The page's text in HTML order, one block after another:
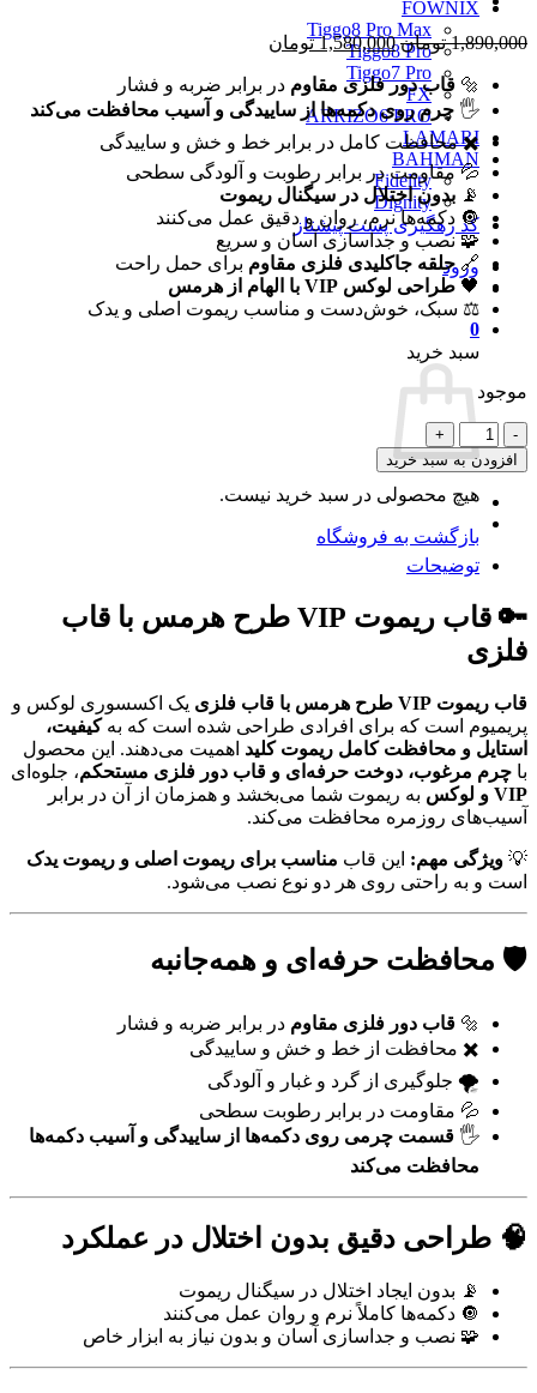
FOWNIX
Tiggo8 Pro Max
Tiggo8 Pro
Tiggo7 Pro
FX
ARRIZO6 PRO
LAMARI
BAHMAN
Fidelity
Dignity
کد رهگیری پست پیشتاز
ورود
0
سبد خرید
هیچ محصولی در سبد خرید نیست.
بازگشت به فروشگاه
1,890,000 تومانقیمت
اصلی
1,890,000 تومان
بود.
1,580,000 تومان
1,580,000 تومان
است.
🔩 قاب دور فلزی مقاوم در برابر ضربه و فشار
🖐️ چرم روی دکمه‌ها از ساییدگی و آسیب محافظت می‌کند
✖️ محافظت کامل در برابر خط و خش و ساییدگی
💦 مقاومت در برابر رطوبت و آلودگی سطحی
📡 بدون اختلال در سیگنال ریموت
🔘 دکمه‌ها نرم، روان و دقیق عمل می‌کنند
🧩 نصب و جداسازی آسان و سریع
🔗حلقه جاکلیدی فلزی مقاوم برای حمل راحت
🖤 طراحی لوکس VIP با الهام از هرمس
⚖️ سبک، خوش‌دست و مناسب ریموت اصلی و یدک
موجود
قاب
ریموت
VIP
طرح
هرمس
X33
CROSS
عدد
افزودن به سبد خرید
توضیحات
🔑
قاب ریموت VIP طرح هرمس با قاب
فلزی
قاب ریموت VIP طرح هرمس با قاب فلزی
یک اکسسوری لوکس و
پریمیوم است که برای افرادی طراحی شده است که بهکیفیت،
استایل و محافظت کامل ریموت کلید اهمیت می‌دهند. این محصول
با چرم مرغوب، دوخت حرفه‌ای و قاب دور فلزی مستحکم، جلوه‌ای
VIP و لوکس
به ریموت شما می‌بخشد و همزمان از آن در برابر
آسیب‌های روزمره محافظت می‌کند.
💡 ویژگی مهم: این قاب مناسب برای ریموت اصلی و ریموت یدک
است و به راحتی روی هر دو نوع نصب می‌شود.
🛡️ محافظت حرفه‌ای و همه‌جانبه
🔩 قاب دور فلزی مقاوم در برابر ضربه و فشار
✖️ محافظت از خط و خش و ساییدگی
🌪️ جلوگیری از گرد و غبار و آلودگی
💦 مقاومت در برابر رطوبت سطحی
🖐️ قسمت چرمی روی دکمه‌ها از ساییدگی و آسیب دکمه‌ها
محافظت می‌کند
🧠 طراحی دقیق بدون اختلال در عملکرد
📡 بدون ایجاد اختلال در سیگنال ریموت
🔘 دکمه‌ها کاملاً نرم و روان عمل می‌کنند
🧩 نصب و جداسازی آسان و بدون نیاز به ابزار خاص